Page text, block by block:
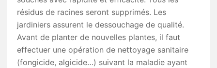
résidus de racines seront supprimés. Les
jardiniers assurent le dessouchage de qualité.
Avant de planter de nouvelles plantes, il faut
effectuer une opération de nettoyage sanitaire
(fongicide, algicide…) suivant la maladie ayant